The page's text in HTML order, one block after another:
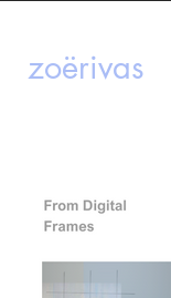
zoërivas